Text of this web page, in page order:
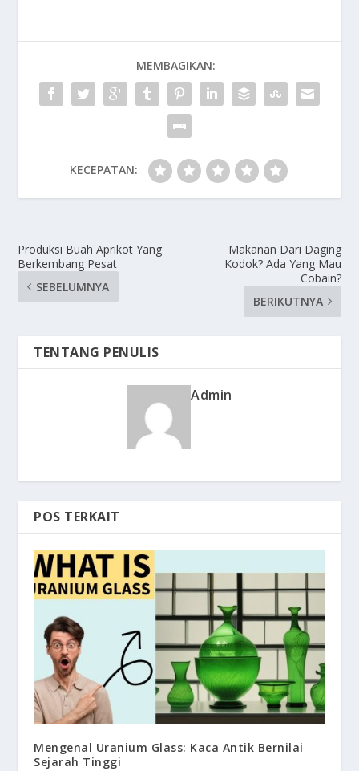
MEMBAGIKAN:
KECEPATAN:
Produksi Buah Aprikot Yang
Berkembang Pesat
SEBELUMNYA
Makanan Dari Daging
Kodok? Ada Yang Mau
Cobain?
BERIKUTNYA
TENTANG PENULIS
Admin
POS TERKAIT
Mengenal Uranium Glass: Kaca Antik Bernilai
Sejarah Tinggi